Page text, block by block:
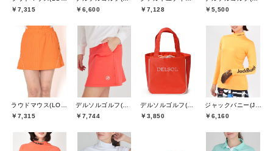
￥7,315
￥6,600
￥7,128
￥5,500
￥7,315
￥7,744
￥3,850
￥6,160